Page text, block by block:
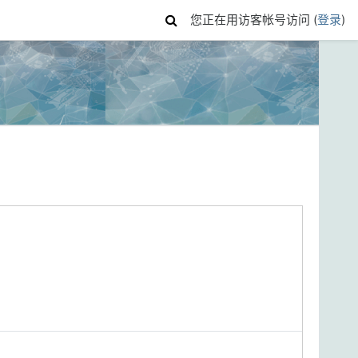
您正在用访客帐号访问 (登录)